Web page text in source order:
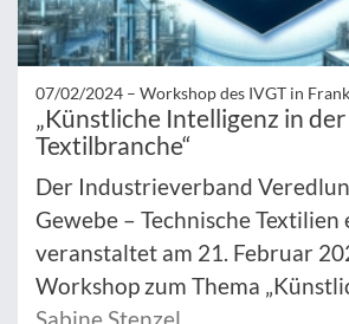
07/02/2024 – Workshop des IVGT in
„Künstliche Intelligenz in der
Textilbranche“
Der Industrieverband
Gewebe – Technische Textilien
veranstaltet am 21. Februar
Workshop zum Thema